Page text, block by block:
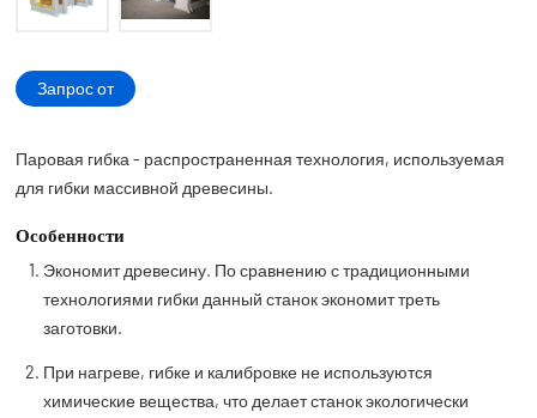
Запрос от
Паровая гибка - распространенная технология, используемая
для гибки массивной древесины.
Особенности
Экономит древесину. По сравнению с традиционными
технологиями гибки данный станок экономит треть
заготовки.
При нагреве, гибке и калибровке не используются
химические вещества, что делает станок экологически